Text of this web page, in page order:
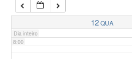
12QUA
Dia inteiro
7:00
8:00